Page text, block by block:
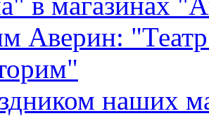
Аверин:
наших